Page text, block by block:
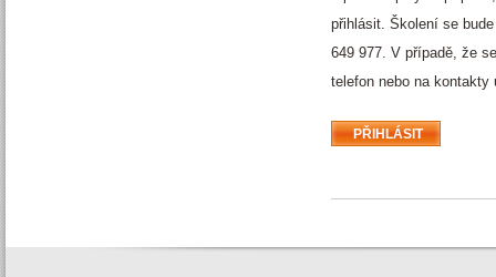
přihlásit. Školení se
649 977. V případě, že
telefon nebo na